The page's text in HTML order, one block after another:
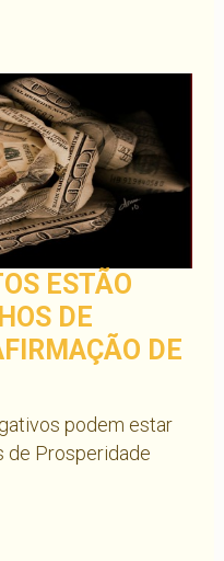
ESTÃO
DE
DE
podem estar
de Prosperidade